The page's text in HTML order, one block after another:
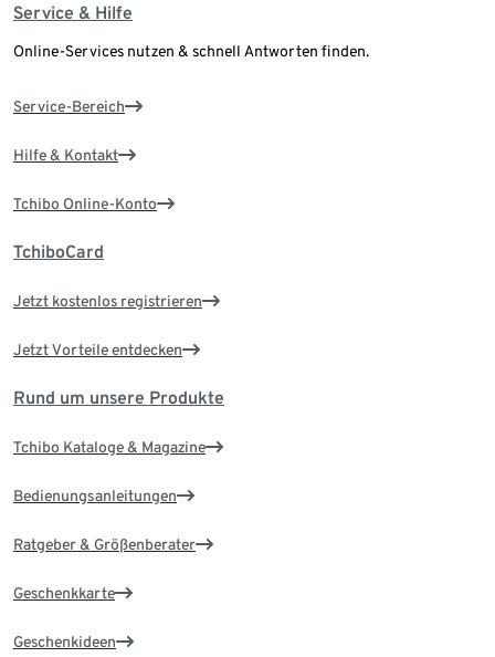
Service & Hilfe
Online-Services nutzen & schnell Antworten finden.
Service-Bereich
Hilfe & Kontakt
Tchibo Online-Konto
TchiboCard
Jetzt kostenlos registrieren
Jetzt Vorteile entdecken
Rund um unsere Produkte
Tchibo Kataloge & Magazine
Bedienungsanleitungen
Ratgeber & Größenberater
Geschenkkarte
Geschenkideen